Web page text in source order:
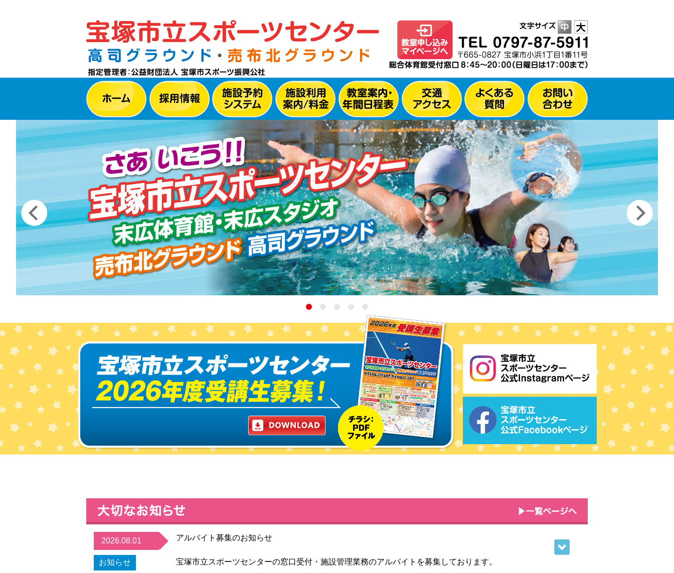
2026.08.01
お知らせ
アルバイト募集のお知らせ
宝塚市立スポーツセンターの窓口受付・施設管理業務のアルバイトを募集しております。